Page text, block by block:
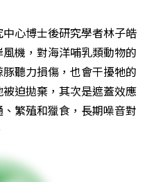
心博士後研究學者林子皓
機，對海洋哺乳類動物的
聽力損傷，也會干擾牠的
迫拋棄，其次是遮蓋效應
繁殖和獵食，長期噪音對